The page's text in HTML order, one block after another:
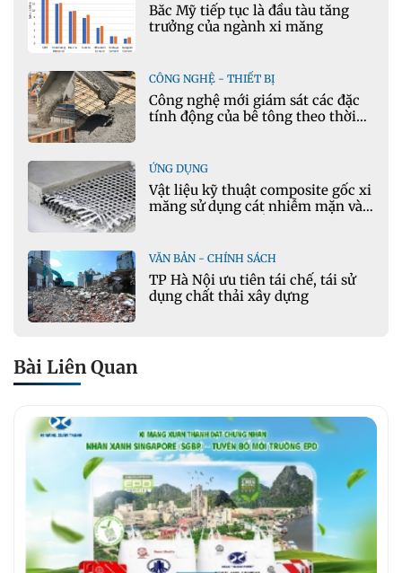
Bắc Mỹ tiếp tục là đầu tàu tăng
trưởng của ngành xi măng
CÔNG NGHỆ - THIẾT BỊ
Công nghệ mới giám sát các đặc
tính động của bê tông theo thời
ỨNG DỤNG
Vật liệu kỹ thuật composite gốc xi
măng sử dụng cát nhiễm mặn và
VĂN BẢN - CHÍNH SÁCH
TP Hà Nội ưu tiên tái chế, tái sử
dụng chất thải xây dựng
Bài Liên Quan